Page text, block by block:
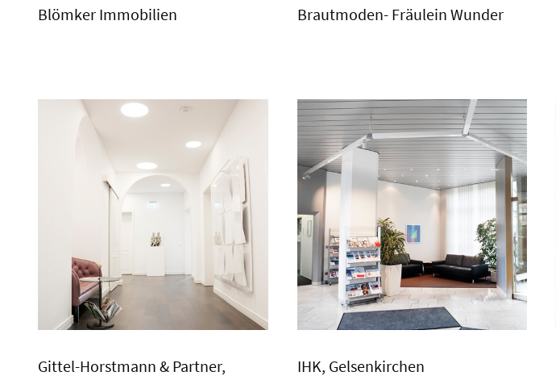
Blömker Immobilien Brautmoden- Fräulein Wunder
Gittel-Horstmann & Partner,
IHK, Gelsenkirchen